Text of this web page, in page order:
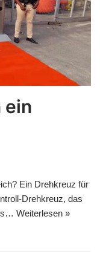
ein
Ein Drehkreuz für
Drehkreuz, das
Weiterlesen »